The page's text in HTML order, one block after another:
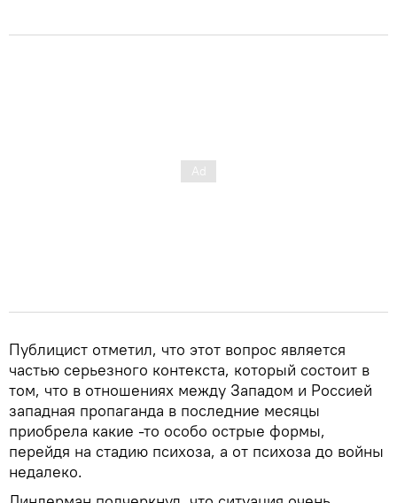
Публицист отметил, что этот вопрос является
частью серьезного контекста, который состоит в
том, что в отношениях между Западом и Россией
западная пропаганда в последние месяцы
приобрела какие -то особо острые формы,
перейдя на стадию психоза, а от психоза до войны
недалеко.